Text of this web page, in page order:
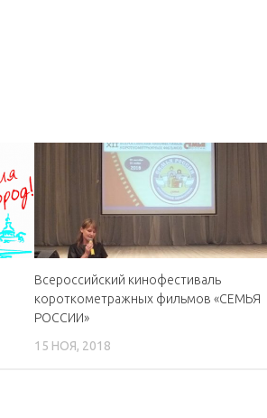
Всероссийский кинофестиваль
короткометражных фильмов «СЕМЬЯ
РОССИИ»
15 НОЯ, 2018